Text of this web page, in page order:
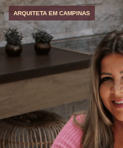
ARQUITETA EM CAMPINAS